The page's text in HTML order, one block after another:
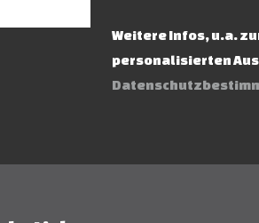
Weitere Infos, u.a.
personalisierten